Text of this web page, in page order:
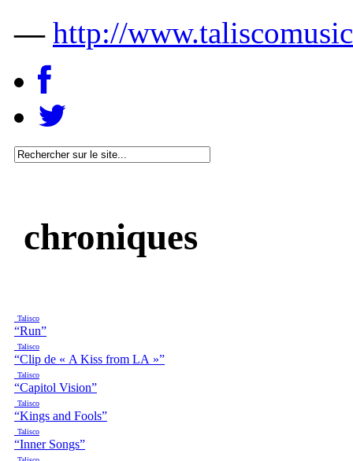
— http://
chroniques
Talisco
“Run”
Talisco
“Clip de « A Kiss from LA »”
Talisco
“Capitol Vision”
Talisco
“Kings and Fools”
Talisco
“Inner Songs”